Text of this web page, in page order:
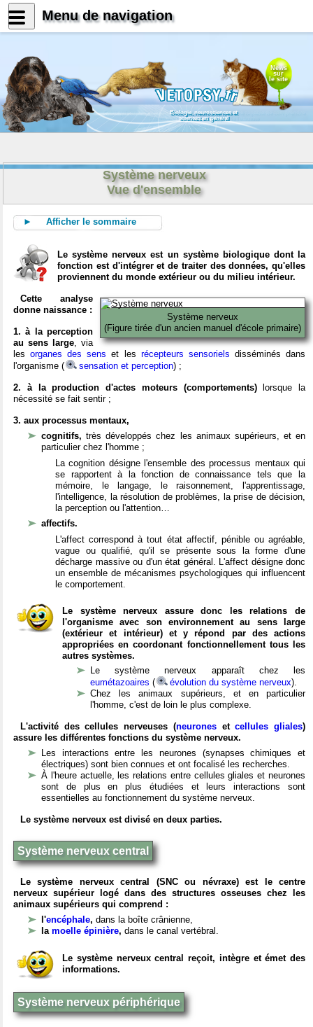
News
sur
le site
Biologie, neurosciences et
sciences en général
Système nerveux
Vue d'ensemble
► Afficher le sommaire
Le système nerveux est un système biologique dont la
fonction est d'intégrer et de traiter des données, qu'elles
proviennent du monde extérieur ou du milieu intérieur.
Système nerveux
(Figure tirée d'un ancien manuel d'école primaire)
Cette analyse
donne naissance :
1. à la perception
au sens large, via
lesorganes des sens et les récepteurs sensoriels disséminés dans
l'organisme (
sensation et perception) ;
2. à la production d'actes moteurs (comportements)lorsque la
nécessité se fait sentir ;
3. aux processus mentaux,
cognitifs,très développés chez les animaux supérieurs, et en
particulier chez l'homme ;
La cognition désigne l'ensemble des processus mentaux qui
se rapportent à la fonction de connaissance tels que la
mémoire, le langage, le raisonnement, l'apprentissage,
l'intelligence, la résolution de problèmes, la prise de décision,
la perception ou l'attention…
affectifs.
L'affect correspond à tout état affectif, pénible ou agréable,
vague ou qualifié, qu'il se présente sous la forme d'une
décharge massive ou d'un état général. L'affect désigne donc
un ensemble de mécanismes psychologiques qui influencent
le comportement.
Le système nerveux assure donc les relations de
l'organisme avec son environnement au sens large
(extérieur et intérieur) et y répond par des actions
appropriées en coordonant fonctionnellement tous les
autres systèmes.
Le système nerveux apparaît chez les
eumétazoaires ( évolution du système nerveux).
Chez les animaux supérieurs, et en particulier
l'homme, c'est de loin le plus complexe.
L'activité des cellules nerveuses (neuronesetcellules gliales)
assure les différentes fonctions du système nerveux.
Les interactions entre les neurones (synapses chimiques et
électriques) sont bien connues et ont focalisé les recherches.
À l'heure actuelle, les relations entre cellules gliales et neurones
sont de plus en plus étudiées et leurs interactions sont
essentielles au fonctionnement du système nerveux.
Le système nerveux est divisé en deux parties.
Système nerveux central
Le système nerveux central (SNC ou névraxe) est le centre
nerveux supérieur logé dans des structures osseuses chez les
animaux supérieurs qui comprend :
l'encéphale, dans la boîte crânienne,
la moelle épinière, dans le canal vertébral.
Le système nerveux central reçoit, intègre et émet des
informations.
Système nerveux périphérique
Menu de navigation